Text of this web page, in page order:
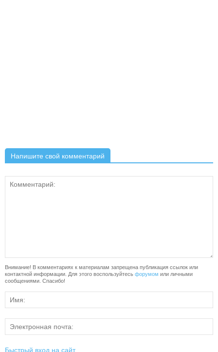
Напишите свой комментарий
Внимание! В комментариях к материалам запрещена публикация ссылок или
контактной информации. Для этого воспользуйтесь форумом или личными
сообщениями. Спасибо!
Быстрый вход на сайт